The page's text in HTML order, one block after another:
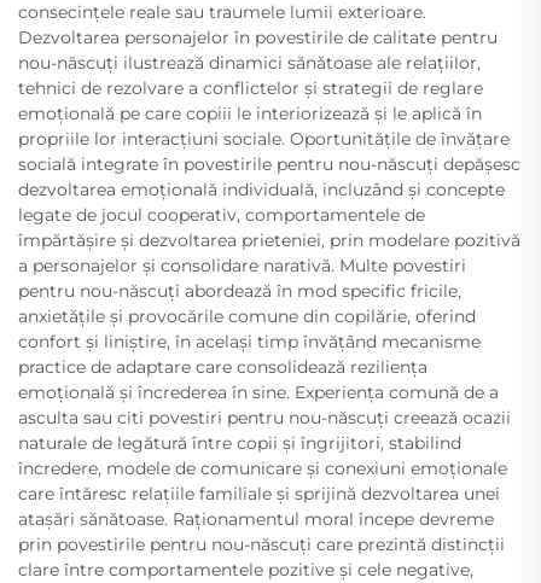
consecințele reale sau traumele lumii exterioare.
Dezvoltarea personajelor în povestirile de calitate pentru
nou-născuți ilustrează dinamici sănătoase ale relațiilor,
tehnici de rezolvare a conflictelor și strategii de reglare
emoțională pe care copiii le interiorizează și le aplică în
propriile lor interacțiuni sociale. Oportunitățile de învățare
socială integrate în povestirile pentru nou-născuți depășesc
dezvoltarea emoțională individuală, incluzând și concepte
legate de jocul cooperativ, comportamentele de
împărtășire și dezvoltarea prieteniei, prin modelare pozitivă
a personajelor și consolidare narativă. Multe povestiri
pentru nou-născuți abordează în mod specific fricile,
anxietățile și provocările comune din copilărie, oferind
confort și liniștire, în același timp învățând mecanisme
practice de adaptare care consolidează reziliența
emoțională și încrederea în sine. Experiența comună de a
asculta sau citi povestiri pentru nou-născuți creează ocazii
naturale de legătură între copii și îngrijitori, stabilind
încredere, modele de comunicare și conexiuni emoționale
care întăresc relațiile familiale și sprijină dezvoltarea unei
atașări sănătoase. Raționamentul moral începe devreme
prin povestirile pentru nou-născuți care prezintă distincții
clare între comportamentele pozitive și cele negative,